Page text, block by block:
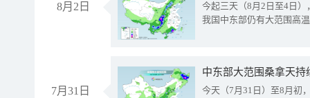
8月2日
今起三天（8月2日至4日
我国中东部仍有大范围高
7月31日
中东部大范围桑拿天
今天（7月31日）至8月初